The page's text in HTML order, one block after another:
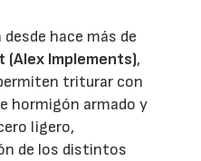
hace más de
(Alex Implements),
triturar con
hormigón armado y
ligero,
de los distintos